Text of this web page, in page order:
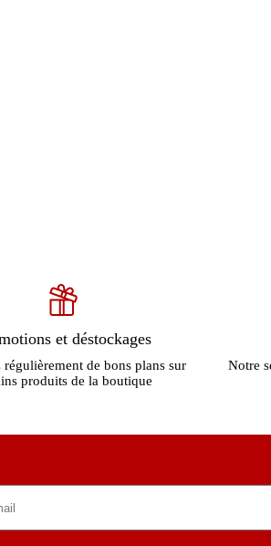
et déstockages
de bons plans sur
produits de la boutique
Notre